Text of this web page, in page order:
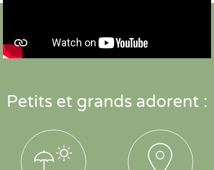
Petits et grands adorent :